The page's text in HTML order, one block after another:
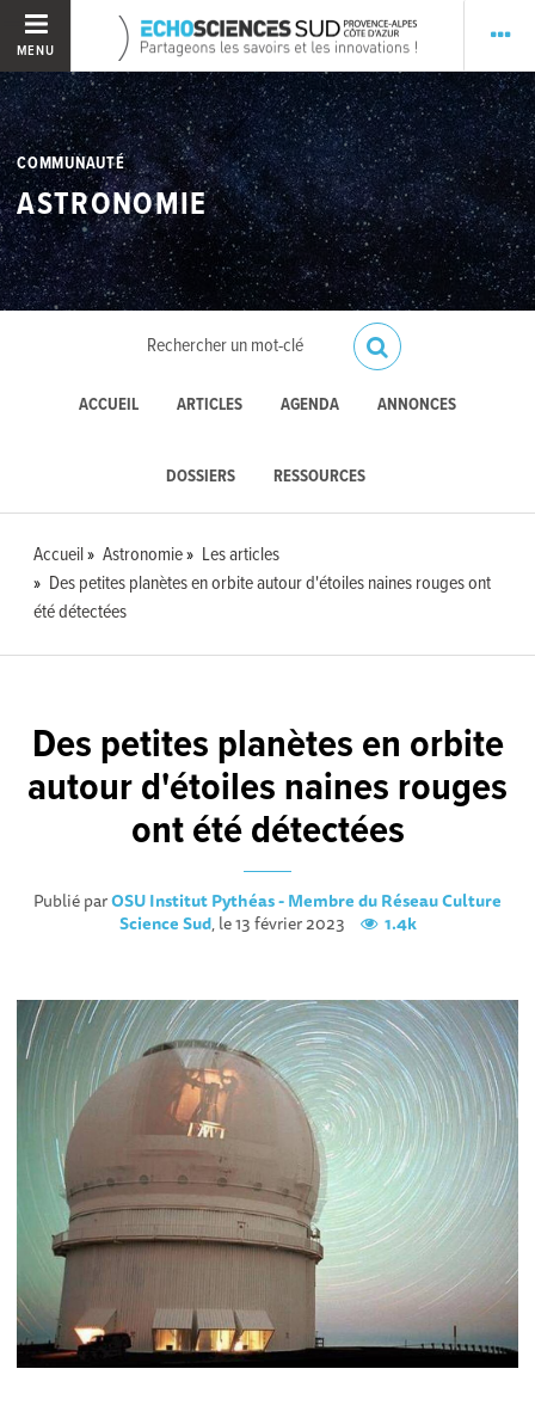
MENU
COMMUNAUTÉ
ASTRONOMIE
ACCUEIL ARTICLES AGENDA ANNONCES
DOSSIERS RESSOURCES
Accueil Astronomie
Les articles
Des petites planètes en orbite autour d'étoiles naines rouges ont
été détectées
Des petites planètes en orbite
autour d'étoiles naines rouges
ont été détectées
Publié parOSU Institut Pythéas - Membre du Réseau Culture
Science Sud, le 13 février 2023 1.4k